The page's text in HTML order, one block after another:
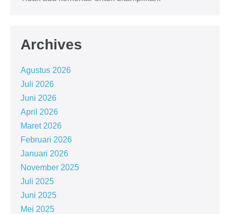
Archives
Agustus 2026
Juli 2026
Juni 2026
April 2026
Maret 2026
Februari 2026
Januari 2026
November 2025
Juli 2025
Juni 2025
Mei 2025